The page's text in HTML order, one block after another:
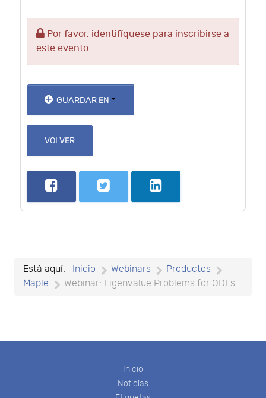
Por favor, identifíquese para inscribirse a
este evento
GUARDAR EN
VOLVER
Está aquí: Inicio Webinars
Productos
Maple
Webinar: Eigenvalue Problems for ODEs
Inicio
Noticias